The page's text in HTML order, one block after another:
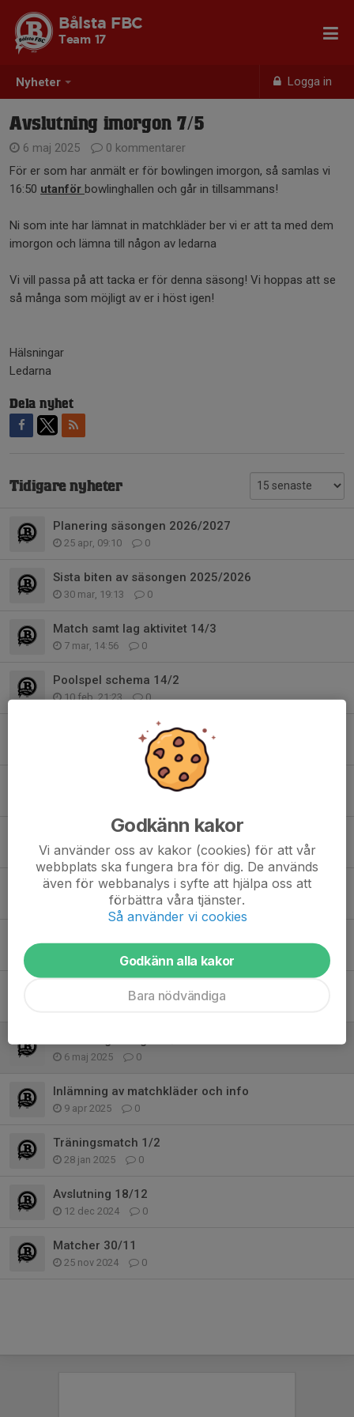
Nyheter Logga in
Bålsta FBC
Team 17
Avslutning imorgon 7/5
6 maj 2025
0 kommentarer
För er som har anmält er för bowlingen imorgon, så samlas vi
16:50 utanför bowlinghallen och går in tillsammans!
Ni som inte har lämnat in matchkläder ber vi er att ta med dem
imorgon och lämna till någon av ledarna
Vi vill passa på att tacka er för denna säsong! Vi hoppas att se
så många som möjligt av er i höst igen!
Hälsningar
Ledarna
Dela nyhet
Tidigare nyheter
Planering säsongen 2026/2027
25 apr, 09:10 0
Sista biten av säsongen 2025/2026
30 mar, 19:13 0
Match samt lag aktivitet 14/3
7 mar, 14:56 0
Poolspel schema 14/2
10 feb, 21:23 0
Vid poolspel på hemmaplan 14/2
0
Nyhet angående träningshallar
Kiosk pass/ Kiosk ansvarig
18 jan, 13:21 0
Sista träning för året 15/12 (match barn mot vuxna)
8 dec 2025 0
0
Välkommen till FP17 Säsongen 2025-2026
6 maj 2025 0
Inlämning av matchkläder och info
9 apr 2025 0
Träningsmatch 1/2
28 jan 2025 0
Avslutning 18/12
12 dec 2024 0
Matcher 30/11
25 nov 2024 0
Godkänn kakor
Vi använder oss av kakor (cookies) för att vår
webbplats ska fungera bra för dig. De används
även för webbanalys i syfte att hjälpa oss att
förbättra våra tjänster.
Så använder vi cookies
Godkänn alla kakor
Bara nödvändiga